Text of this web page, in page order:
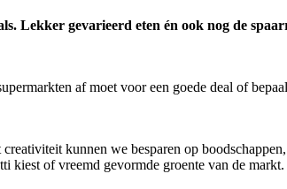
Lekker gevarieerd eten én ook nog de
af moet voor een goede deal of
kunnen we besparen op
kiest of vreemd gevormde groente van de